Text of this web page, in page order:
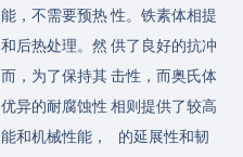
能，不需要预热
和后热处理。然
而，为了保持其
优异的耐腐蚀性
能和机械性能，
性。铁素体相提
供了良好的抗冲
击性，而奥氏体
相则提供了较高
的延展性和韧